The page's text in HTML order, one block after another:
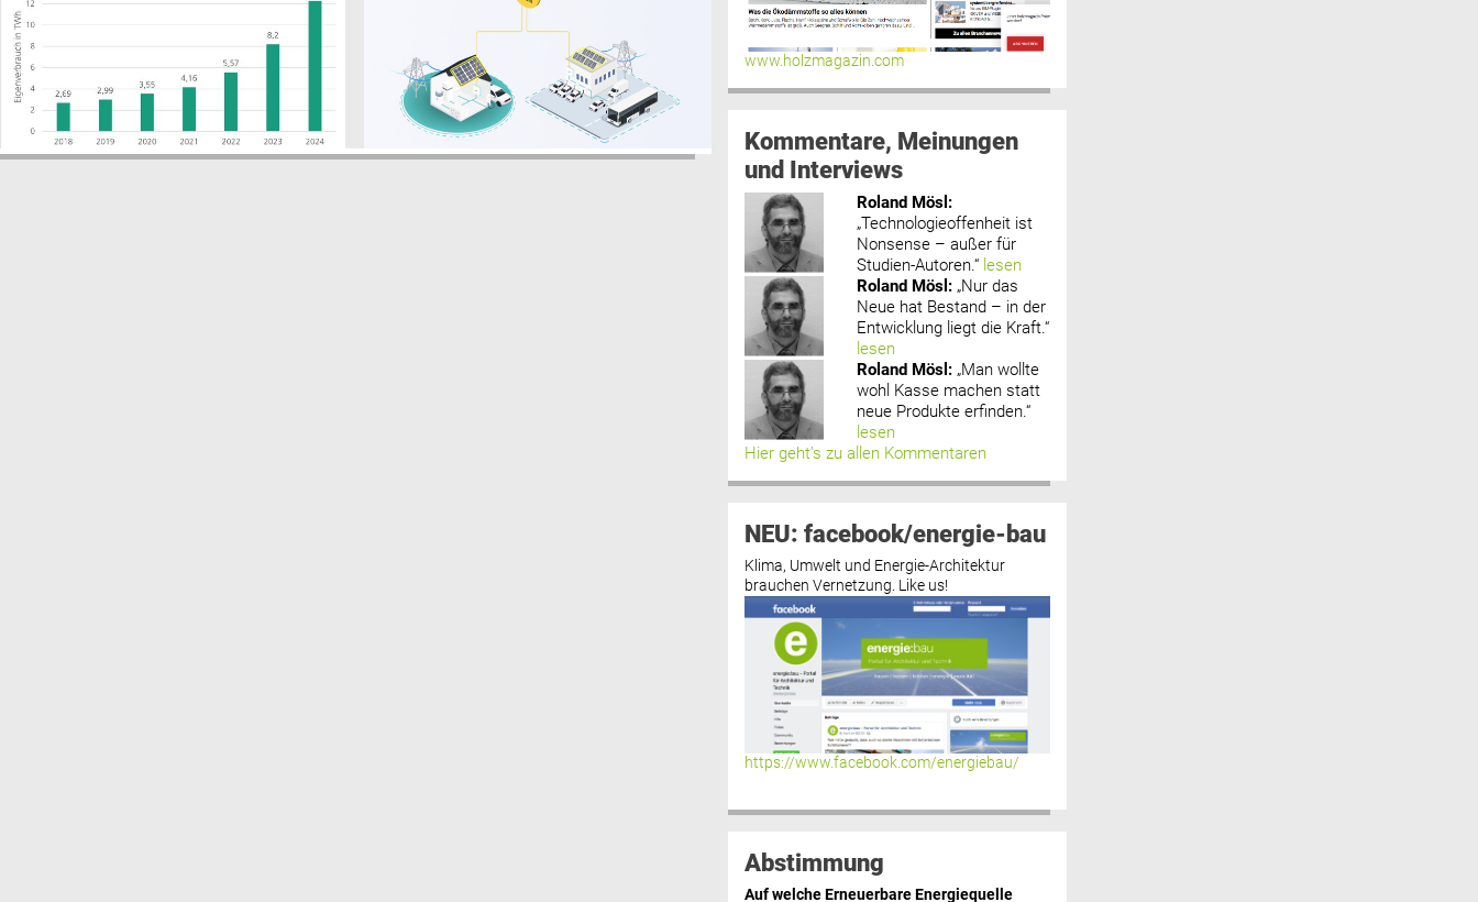
www.holzmagazin.com
Kommentare, Meinungen
und Interviews
Roland Mösl :
„Technologieoffenheit ist
Nonsense – außer für
Studien-Autoren.“ lesen
Roland Mösl : „Nur das
Neue hat Bestand – in der
Entwicklung liegt die Kraft.“
lesen
Roland Mösl : „Man wollte
wohl Kasse machen statt
neue Produkte erfinden.“
lesen
Hier geht’s zu allen Kommentaren
NEU: facebook/energie-bau
Klima, Umwelt und Energie-Architektur
brauchen Vernetzung. Like us!
https://www.facebook.com/energiebau/
Abstimmung
Auf welche Erneuerbare Energiequelle